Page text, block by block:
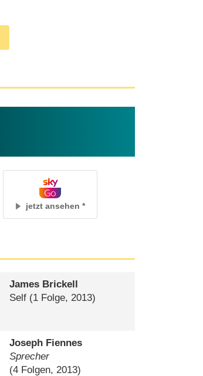
jetzt ansehen
James Brickell
Self(1 Folge, 2013)
Joseph Fiennes
Sprecher
(4 Folgen, 2013)